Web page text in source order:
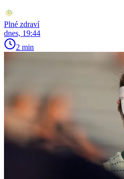
Plné zdraví
dnes, 19:44
2 min